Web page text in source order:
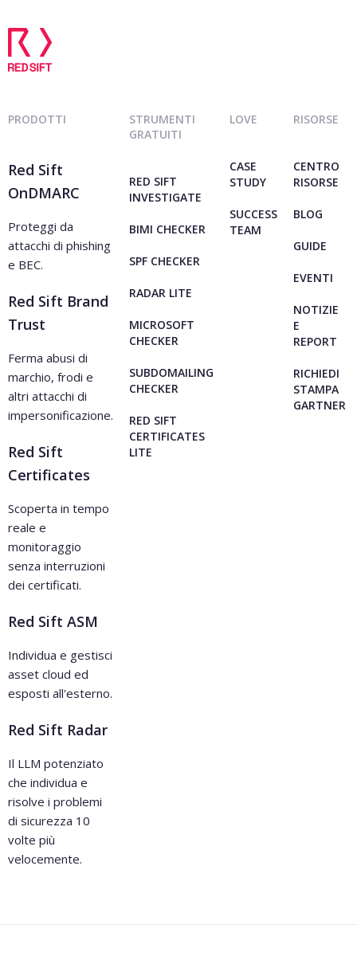
PRODOTTI
Red Sift
OnDMARC
Proteggi da
attacchi di phishing
e BEC.
Red Sift Brand
Trust
Ferma abusi di
marchio, frodi e
altri attacchi di
impersonificazione.
Red Sift
Certificates
Scoperta in tempo
reale e
monitoraggio
senza interruzioni
dei certificati.
Red Sift ASM
Individua e gestisci
asset cloud ed
esposti all'esterno.
Red Sift Radar
Il LLM potenziato
che individua e
risolve i problemi
di sicurezza 10
volte più
velocemente.
STRUMENTI
GRATUITI
RED SIFT
INVESTIGATE
BIMI CHECKER
SPF CHECKER
RADAR LITE
MICROSOFT
CHECKER
SUBDOMAILING
CHECKER
RED SIFT
CERTIFICATES
LITE
LOVE
CASE
STUDY
SUCCESS
TEAM
RISORSE
CENTRO
RISORSE
BLOG
GUIDE
EVENTI
NOTIZIE
E
REPORT
RICHIEDI
STAMPA
GARTNER